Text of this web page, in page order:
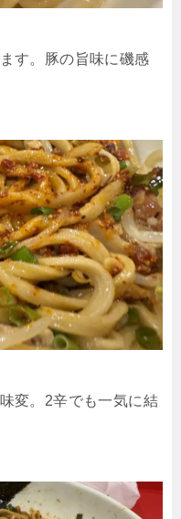
す。豚の旨味に磯感
変。2辛でも一気に結